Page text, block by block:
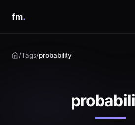
fm.
/Tags/probability